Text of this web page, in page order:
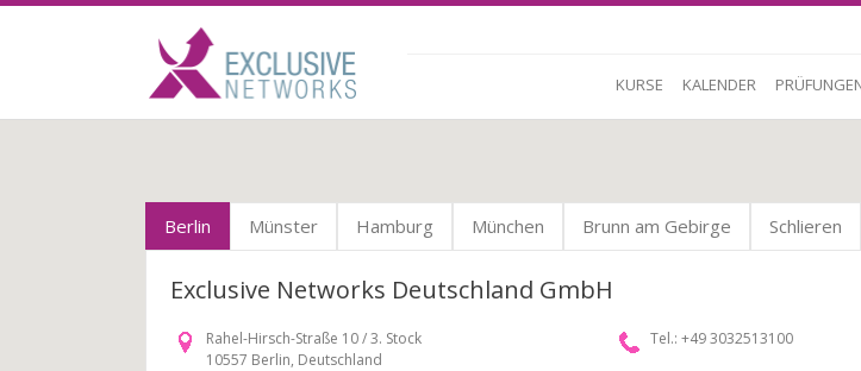
KURSE KALENDER
Berlin Münster Hamburg München Brunn am Gebirge Schlieren
Exclusive Networks Deutschland GmbH
Rahel-Hirsch-Straße 10 / 3. Stock
10557 Berlin, Deutschland
Tel.: +49 3032513100